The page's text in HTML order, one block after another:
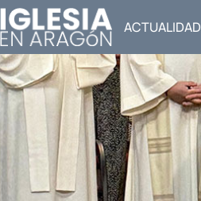
ACTUALIDAD